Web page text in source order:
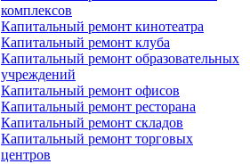
комплексов
Капитальный ремонт кинотеатра
Капитальный ремонт клуба
Капитальный ремонт образовательных
учреждений
Капитальный ремонт офисов
Капитальный ремонт ресторана
Капитальный ремонт складов
Капитальный ремонт торговых
центров